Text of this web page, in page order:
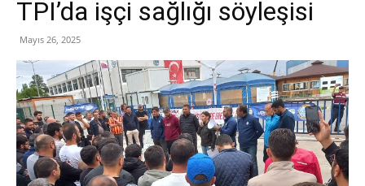
TPI’da işçi sağlığı söyleşisi
Mayıs 26, 2025